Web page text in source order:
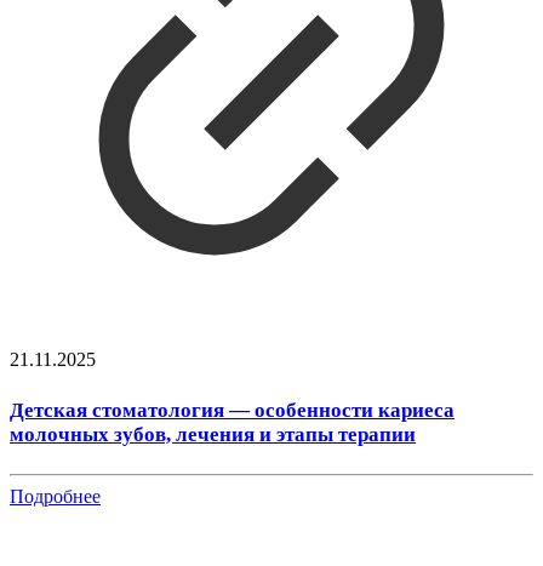
21.11.2025
Детская стоматология — особенности кариеса
молочных зубов, лечения и этапы терапии
Подробнее